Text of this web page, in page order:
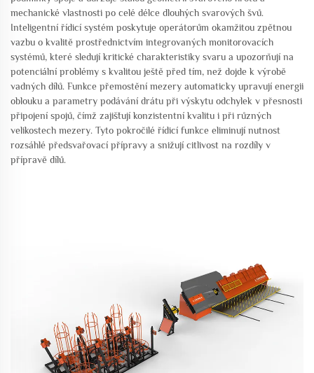
mechanické vlastnosti po celé délce dlouhých svarových švů.
Inteligentní řídicí systém poskytuje operátorům okamžitou zpětnou
vazbu o kvalitě prostřednictvím integrovaných monitorovacích
systémů, které sledují kritické charakteristiky svaru a upozorňují na
potenciální problémy s kvalitou ještě před tím, než dojde k výrobě
vadných dílů. Funkce přemostění mezery automaticky upravují energii
oblouku a parametry podávání drátu při výskytu odchylek v přesnosti
připojení spojů, čímž zajišťují konzistentní kvalitu i při různých
velikostech mezery. Tyto pokročilé řídicí funkce eliminují nutnost
rozsáhlé předsvařovací přípravy a snižují citlivost na rozdíly v
přípravě dílů.